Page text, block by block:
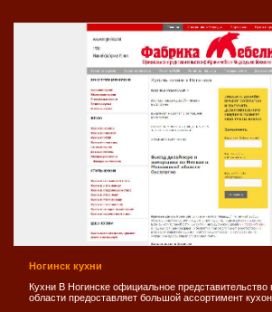
Ногинск кухни
Кухни В Ногинске официальное
области предоставляет большой ассортимент